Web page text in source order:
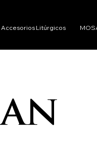
Accesorios Litúrgicos